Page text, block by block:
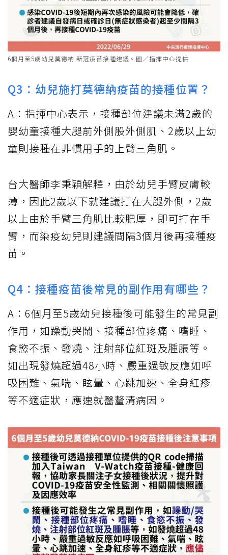
6個月至5歲幼兒莫德納 新冠疫苗接種建議。圖／指揮中心提供
Q3：幼兒施打莫德納疫苗的接種位置？
A：指揮中心表示，接種部位建議未滿2歲的
嬰幼童接種大腿前外側股外側肌、2歲以上幼
童則接種在非慣用手的上臂三角肌。
台大醫師李秉穎解釋，由於幼兒手臂皮膚較
薄，因此2歲以下就建議打在大腿外側，2歲
以上由於手臂三角肌比較肥厚，即可打在手
臂，而染疫幼兒則建議間隔3個月後再接種疫
苗。
Q4：接種疫苗後常見的副作用有哪些？
A：6個月至5歲幼兒接種後可能發生的常見副
作用，如躁動哭鬧、接種部位疼痛、嗜睡、
食慾不振、發燒、注射部位紅斑及腫脹等。
如出現發燒超過48小時、嚴重過敏反應如呼
吸困難、氣喘、眩暈、心跳加速、全身紅疹
等不適症狀，應速就醫釐清病因。